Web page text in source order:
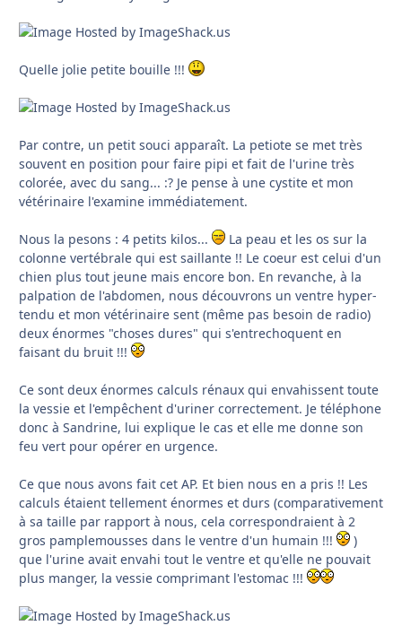
Quelle jolie petite bouille !!!
Par contre, un petit souci apparaît. La petiote se met très
souvent en position pour faire pipi et fait de l'urine très
colorée, avec du sang... :? Je pense à une cystite et mon
vétérinaire l'examine immédiatement.
Nous la pesons : 4 petits kilos...
La peau et les os sur la
colonne vertébrale qui est saillante !! Le coeur est celui d'un
chien plus tout jeune mais encore bon. En revanche, à la
palpation de l'abdomen, nous découvrons un ventre hyper-
tendu et mon vétérinaire sent (même pas besoin de radio)
deux énormes "choses dures" qui s'entrechoquent en
faisant du bruit !!!
Ce sont deux énormes calculs rénaux qui envahissent toute
la vessie et l'empêchent d'uriner correctement. Je téléphone
donc à Sandrine, lui explique le cas et elle me donne son
feu vert pour opérer en urgence.
Ce que nous avons fait cet AP. Et bien nous en a pris !! Les
calculs étaient tellement énormes et durs (comparativement
à sa taille par rapport à nous, cela correspondraient à 2
gros pamplemousses dans le ventre d'un humain !!!
)
que l'urine avait envahi tout le ventre et qu'elle ne pouvait
plus manger, la vessie comprimant l'estomac !!!